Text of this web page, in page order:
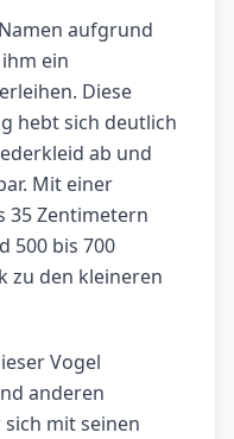
aufgrund
ein
Diese
hebt sich deutlich
ab und
Mit einer
35 Zentimetern
500 bis 700
zu den kleineren
Vogel
anderen
mit seinen